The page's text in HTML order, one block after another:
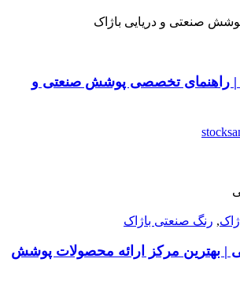
| راهنمای تخصصی پوشش صنعتی و
, رنگ صنعتی باژاک
| بهترین مرکز ارائه محصولات پوشش